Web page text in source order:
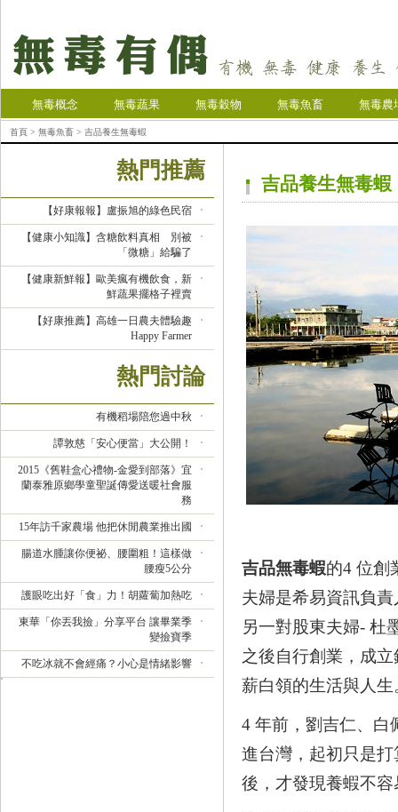
無毒概念 無毒蔬果 無毒穀物 無毒魚畜 無毒農
首頁 > 無毒魚畜 > 吉品養生無毒蝦
熱門推薦
【好康報報】盧振旭的綠色民宿
【健康小知識】含糖飲料真相 別被
「微糖」給騙了
【健康新鮮報】歐美瘋有機飲食，新
鮮蔬果擺格子裡賣
【好康推薦】高雄一日農夫體驗趣
Happy Farmer
熱門討論
有機稻場陪您過中秋
譚敦慈「安心便當」大公開！
2015《舊鞋盒心禮物-金愛到部落》宜
蘭泰雅原鄉學童聖誕傳愛送暖社會服
務
15年訪千家農場 他把休閒農業推出國
腸道水腫讓你便祕、腰圍粗！這樣做
腰瘦5公分
護眼吃出好「食」力！胡蘿蔔加熱吃
東華「你丟我撿」分享平台 讓畢業季
變撿寶季
不吃冰就不會經痛？小心是情緒影響
吉品養生無毒蝦
吉品無毒蝦的4 位創
夫婦是希易資訊負
另一對股東夫婦- 杜
之後自行創業，成
薪白領的生活與人生
4 年前，劉吉仁、白
進台灣，起初只是
後，才發現養蝦不